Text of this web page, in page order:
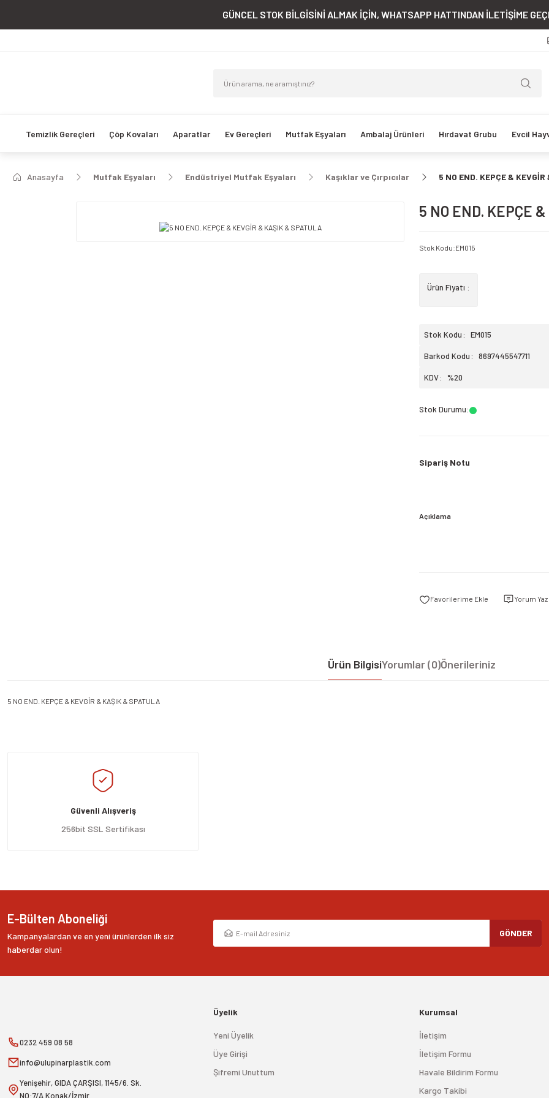
GÜNCEL STOK BİLGİSİNİ ALMAK İÇİN, WHATSAPP HATTINDAN İLETİŞİME
Temizlik Gereçleri Çöp Kovaları Aparatlar Ev Gereçleri Mutfak Eşyaları Ambalaj Ürünleri Hırdavat Grubu Evcil
Anasayfa Mutfak Eşyaları Endüstriyel Mutfak Eşyaları Kaşıklar ve Çırpıcılar 5 NO END. KEPÇE &
5 NO END. KEPÇE
Stok Kodu:EM015
Ürün Fiyatı :
Stok Kodu EM015
Barkod Kodu 8697445547711
KDV %20
Stok Durumu:
Sipariş Notu
Açıklama
Yorum Yaz
Ürün BilgisiYorumlar (0)Önerileriniz
5 NO END. KEPÇE & KEVGİR & KAŞIK & SPATULA
Ürün resmi kalitesiz, bozuk veya görüntülenemiyor.
Ürün açıklamasında eksik bilgiler bulunuyor.
Ürün bilgilerinde hatalar bulunuyor.
Ürün fiyatı diğer sitelerden daha pahalı.
Güvenli Alışveriş
256bit SSL Sertifikası
E-Bülten Aboneliği
Kampanyalardan ve en yeni ürünlerden ilk siz
haberdar olun!
GÖNDER
0232 459 08 58
info@ulupinarplastik.com
Yenişehir, GIDA ÇARŞISI, 1145/6. Sk.
NO:7/A Konak/İzmir
Üyelik
Yeni Üyelik
Üye Girişi
Şifremi Unuttum
Kurumsal
İletişim
İletişim Formu
Havale Bildirim Formu
Kargo Takibi